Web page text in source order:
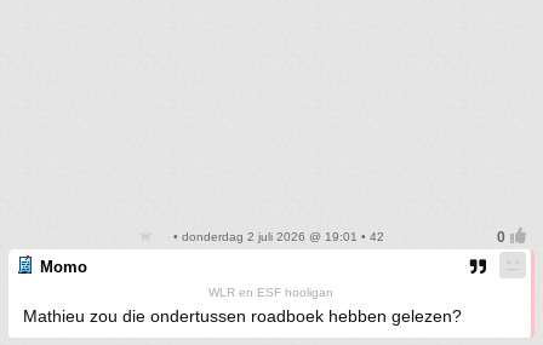
• donderdag 2 juli 2026 @ 19:01 • 42
Momo
WLR en ESF hooligan
Mathieu zou die ondertussen roadboek hebben gelezen?